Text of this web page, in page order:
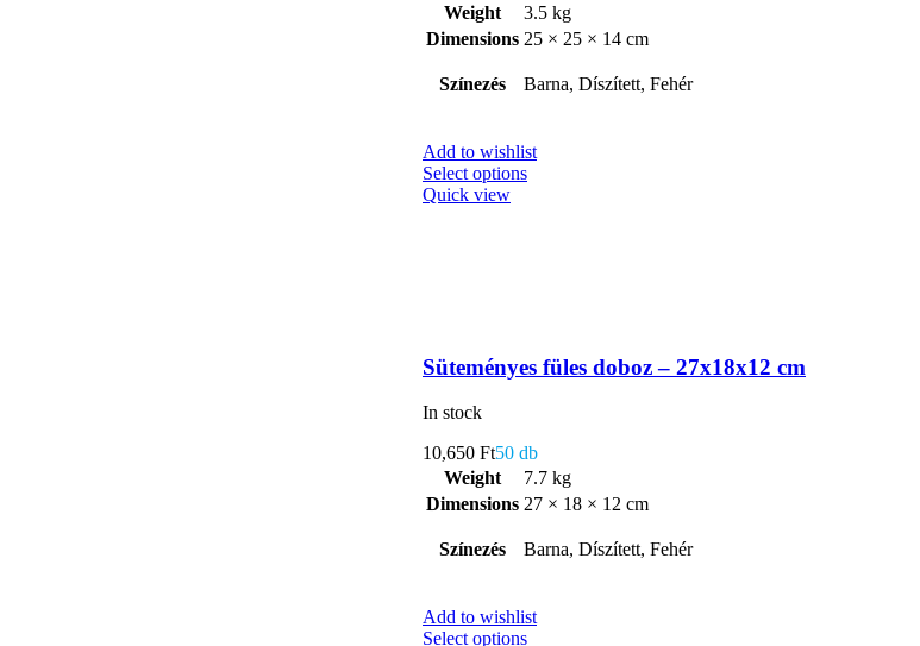
Weight
3.5 kg
Dimensions 25 × 25 × 14 cm
Színezés Barna, Díszített, Fehér
Add to wishlist
Select options
Quick view
Süteményes füles doboz – 27x18x12 cm
In stock
10,650 Ft50 db
Weight
7.7 kg
Dimensions 27 × 18 × 12 cm
Színezés Barna, Díszített, Fehér
Add to wishlist
Select options